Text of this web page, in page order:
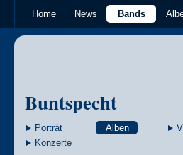
Home News Bands
Buntspecht
Porträt Alben
Konzerte